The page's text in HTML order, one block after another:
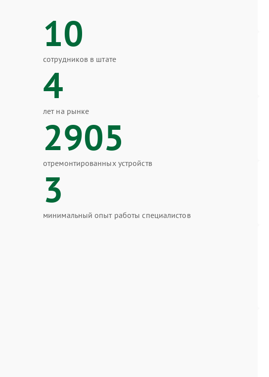
10
сотрудников в штате
4
лет на рынке
2905
отремонтированных устройств
3
минимальный опыт работы специалистов